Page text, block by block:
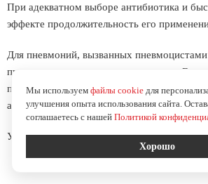
При адекватном выборе антибиотика и
эффекте продолжительность его
Для пневмоний, вызванных
представляет от двух до трех недель. В
пневмонии, например, абсцедированием -
антибактериальными препаратами
Утверждено приказом МОЗ Украины от
Мы используем файлы cookie для
улучшения опыта использования сайта.
соглашаетесь с нашей Политикой
Хорошо